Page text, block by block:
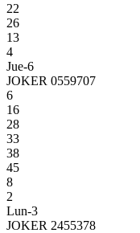
22
26
13
4
Jue-6
JOKER 0559707
6
16
28
33
38
45
8
2
Lun-3
JOKER 2455378